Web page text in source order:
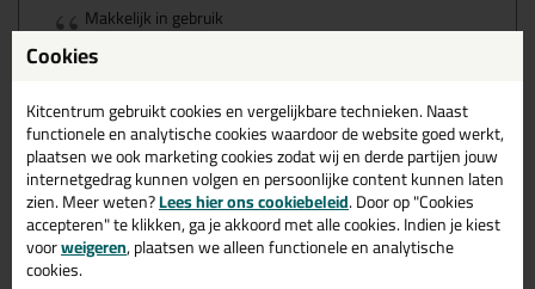
Makkelijk in gebruik
Geschreven door Hans op 10 mei 2024
Ook een review schrijven?
Schrijf hier je review over ANZA Verfemmer >
Gerelateerde producten
Cookies
Kitcentrum gebruikt cookies en vergelijkbare technieken. Naast
functionele en analytische cookies waardoor de website goed werkt,
plaatsen we ook marketing cookies zodat wij en derde partijen jouw
internetgedrag kunnen volgen en persoonlijke content kunnen laten
zien. Meer weten?Lees hier ons cookiebeleid. Door op "Cookies
accepteren" te klikken, ga je akkoord met alle cookies. Indien je kiest
voorweigeren, plaatsen we alleen functionele en analytische
cookies.